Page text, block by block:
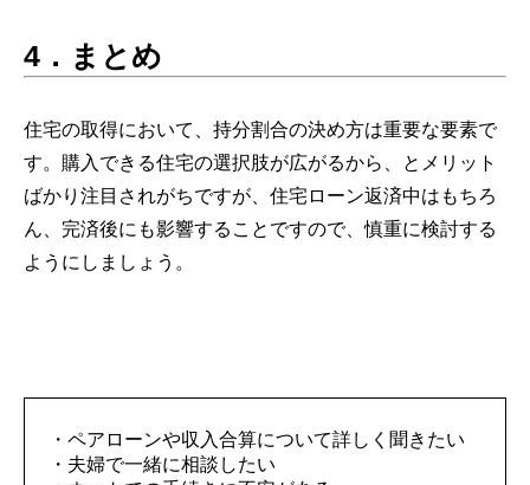
4．まとめ
住宅の取得において、持分割合の決め方は重要な要素で
す。購入できる住宅の選択肢が広がるから、とメリット
ばかり注目されがちですが、住宅ローン返済中はもちろ
ん、完済後にも影響することですので、慎重に検討する
ようにしましょう。
・ペアローンや収入合算について詳しく聞きたい
・夫婦で一緒に相談したい